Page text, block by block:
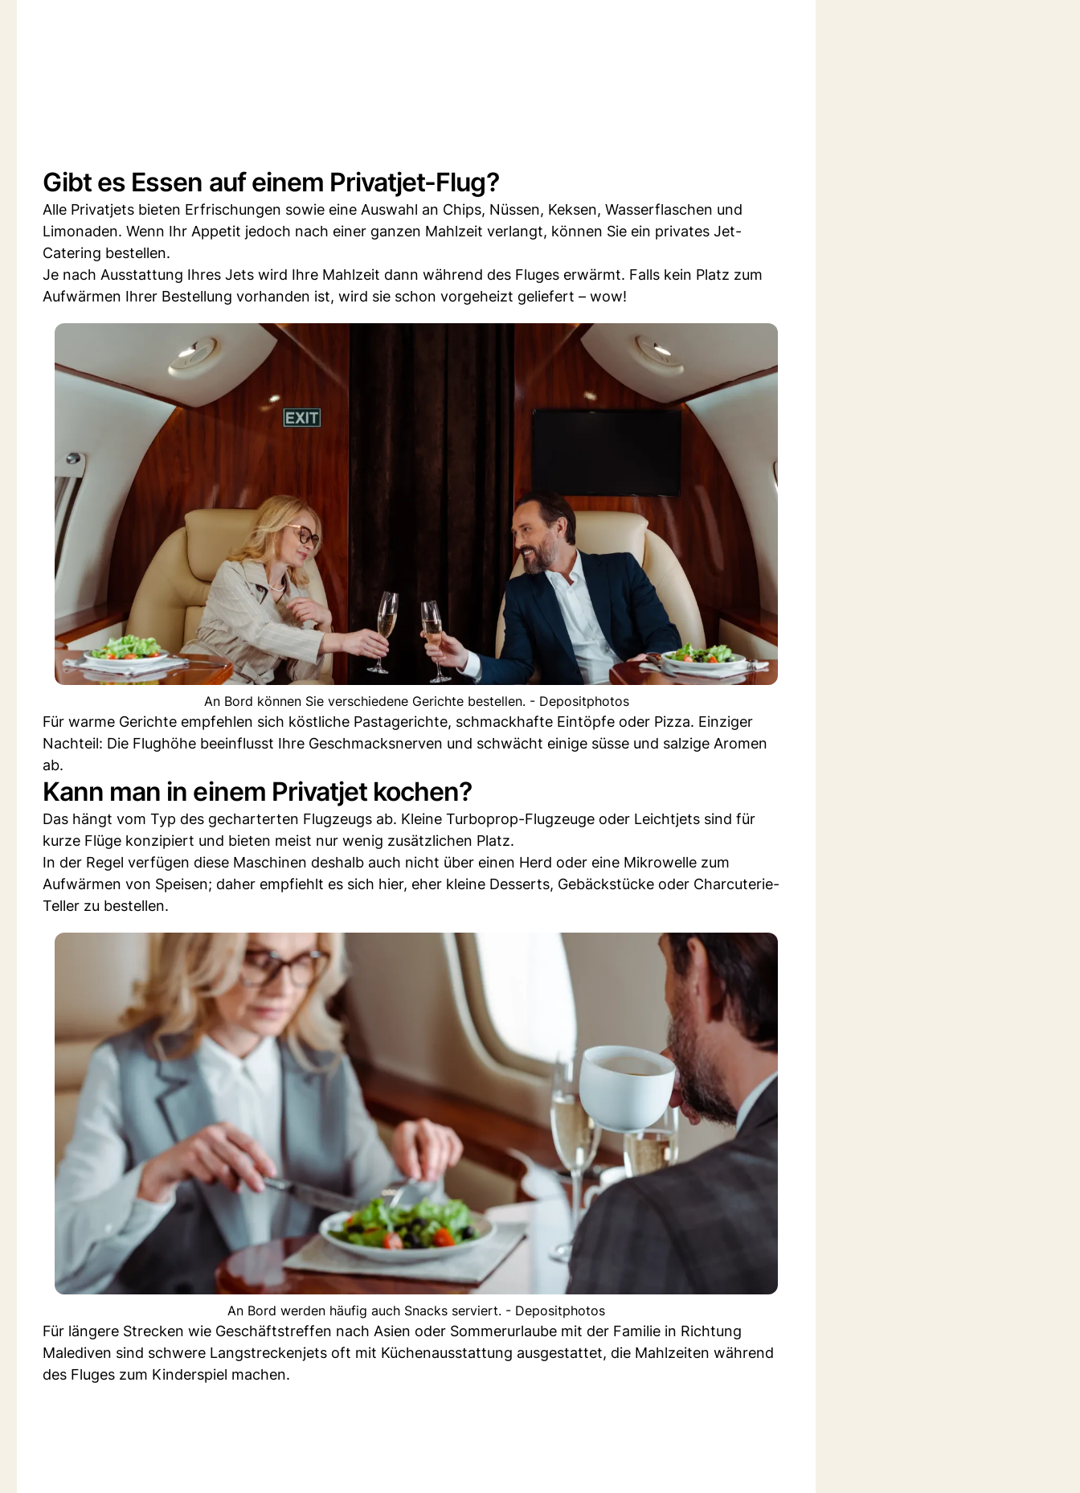
Gibt es Essen auf einem Privatjet-Flug?
Alle Privatjets bieten Erfrischungen sowie eine Auswahl an Chips, Nüssen, Keksen, Wasserflaschen und
Limonaden. Wenn Ihr Appetit jedoch nach einer ganzen Mahlzeit verlangt, können Sie ein privates Jet-
Catering bestellen.
Je nach Ausstattung Ihres Jets wird Ihre Mahlzeit dann während des Fluges erwärmt. Falls kein Platz zum
Aufwärmen Ihrer Bestellung vorhanden ist, wird sie schon vorgeheizt geliefert – wow!
An Bord können Sie verschiedene Gerichte bestellen. - Depositphotos
Für warme Gerichte empfehlen sich köstliche Pastagerichte, schmackhafte Eintöpfe oder Pizza. Einziger
Nachteil: Die Flughöhe beeinflusst Ihre Geschmacksnerven und schwächt einige süsse und salzige Aromen
ab.
Kann man in einem Privatjet kochen?
Das hängt vom Typ des gecharterten Flugzeugs ab. Kleine Turboprop-Flugzeuge oder Leichtjets sind für
kurze Flüge konzipiert und bieten meist nur wenig zusätzlichen Platz.
In der Regel verfügen diese Maschinen deshalb auch nicht über einen Herd oder eine Mikrowelle zum
Aufwärmen von Speisen; daher empfiehlt es sich hier, eher kleine Desserts, Gebäckstücke oder Charcuterie-
Teller zu bestellen.
An Bord werden häufig auch Snacks serviert. - Depositphotos
Für längere Strecken wie Geschäftstreffen nach Asien oder Sommerurlaube mit der Familie in Richtung
Malediven sind schwere Langstreckenjets oft mit Küchenausstattung ausgestattet, die Mahlzeiten während
des Fluges zum Kinderspiel machen.